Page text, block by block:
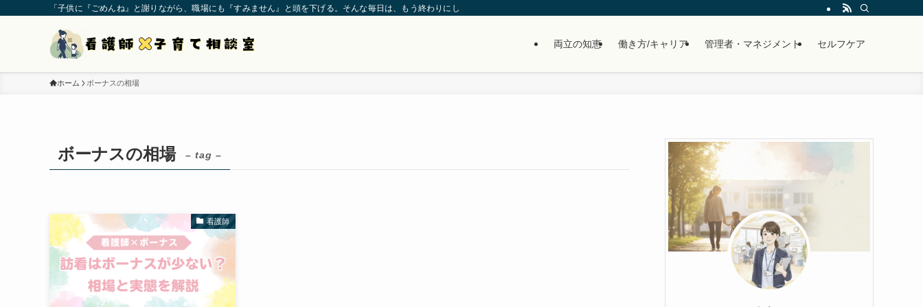
「子供に『ごめんね』と謝りながら、職場にも『すみません』と頭を下げる。そんな毎日は、もう終わりにしませんか？」
両立の知恵 働き方/キャリア 管理者・マネジメント セルフケア
ホーム ボーナスの相場
ボーナスの相場 – tag –
看護師